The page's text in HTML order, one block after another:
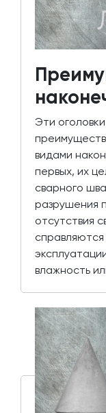
Эти
видами
первых, их
сварного
разрушения
отсутствия
влажность